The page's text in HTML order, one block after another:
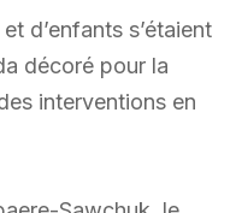
d’enfants s’étaient
décoré pour la
interventions en